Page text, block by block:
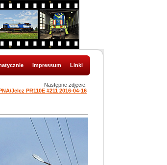
Impressum Linki
Następne zdjęcie:
Jelcz PR110E #211 2016-04-16